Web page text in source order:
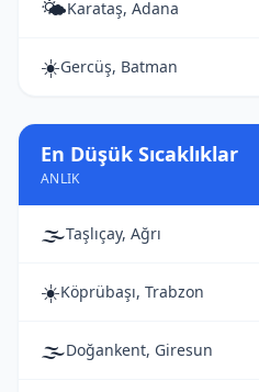
🌤️Karataş, Adana
☀️Gercüş, Batman
En Düşük Sıcaklıklar
ANLIK
🌫️Taşlıçay, Ağrı
☀️Köprübaşı, Trabzon
🌫️Doğankent, Giresun